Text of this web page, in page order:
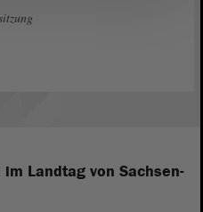
Landtag von Sachsen-